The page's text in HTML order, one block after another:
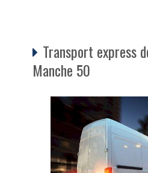
Transport express
Manche 50